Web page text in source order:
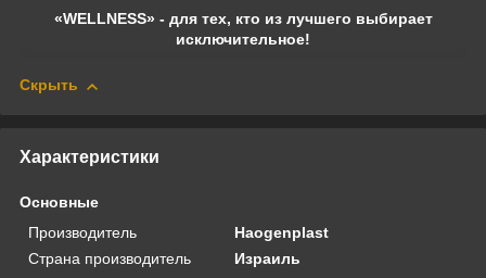
«WELLNESS» - для тех, кто из лучшего выбирает
исключительное!
Скрыть
Характеристики
Основные
Производитель
Haogenplast
Страна производитель
Израиль